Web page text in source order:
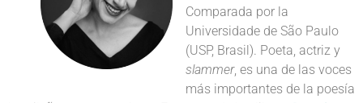
Comparada por la
Universidade de São Paulo
(USP, Brasil). Poeta, actriz y
slammer, es una de las voces
más importantes de la poesía